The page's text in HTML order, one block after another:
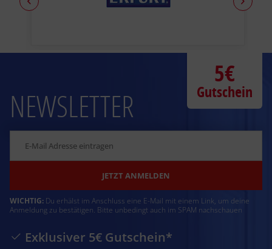
NEWSLETTER
JETZT ANMELDEN
WICHTIG: Du erhälst im Anschluss eine E-Mail mit einem Link, um deine
Anmeldung zu bestätigen. Bitte unbedingt auch im SPAM nachschauen
Exklusiver 5€ Gutschein*
5€
Gutschein